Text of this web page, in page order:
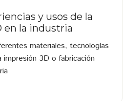
y usos de la
en la industria
materiales, tecnologías
3D o fabricación